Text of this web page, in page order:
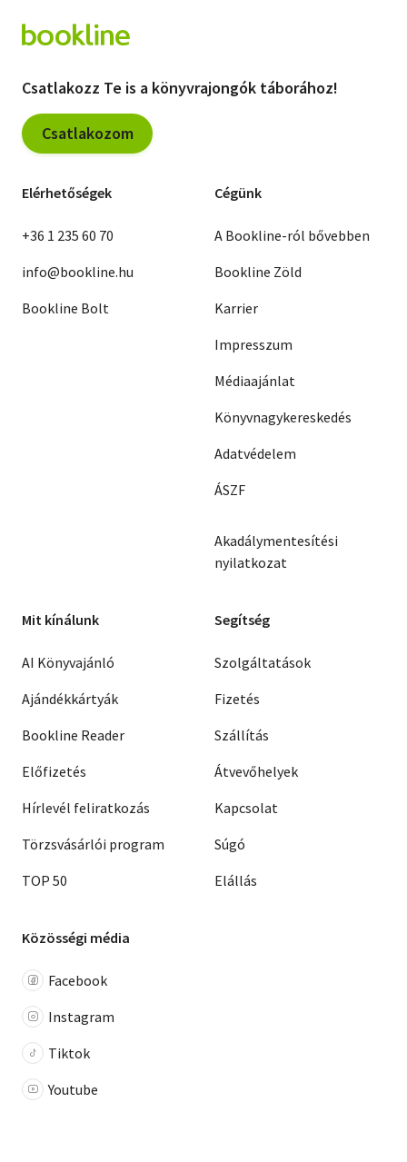
Csatlakozz Te is a könyvrajongók táborához!
Csatlakozom
Elérhetőségek
+36 1 235 60 70
info@bookline.hu
Bookline Bolt
Cégünk
A Bookline-ról bővebben
Bookline Zöld
Karrier
Impresszum
Médiaajánlat
Könyvnagykereskedés
Adatvédelem
ÁSZF
Akadálymentesítési
nyilatkozat
Mit kínálunk
AI Könyvajánló
Ajándékkártyák
Bookline Reader
Előfizetés
Hírlevél feliratkozás
Törzsvásárlói program
TOP 50
Segítség
Szolgáltatások
Fizetés
Szállítás
Átvevőhelyek
Kapcsolat
Súgó
Elállás
Közösségi média
Facebook
Instagram
Tiktok
Youtube